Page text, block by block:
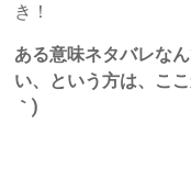
き！
ある意味ネタバレな
い、という方は、こ
｀)